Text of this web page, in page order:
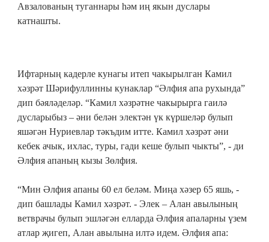
Авзалованың туганнары һәм иң якын дуслары
катнашты.
Ифтарның кадерле кунагы итеп чакырылган Камил
хәзрәт Шәрифуллинны кунаклар “Әлфия апа рухында”
дип бәяләделәр. “Камил хәзрәтне чакырырга гаилә
дусларыбыз – әни белән электән үк күршеләр булып
яшәгән Нуриевлар тәкъдим итте. Камил хәзрәт әни
кебек ачык, ихлас, туры, гади кеше булып чыкты”, - ди
Әлфия апаның кызы Зөлфия.
“Мин Әлфия апаны 60 ел беләм. Миңа хәзер 65 яшь, -
дип башлады Камил хәзрәт. - Элек – Алан авылының
ветврачы булып эшләгән елларда Әлфия апаларны үзем
атлар җигеп, Алан авылына илтә идем. Әлфия апа: